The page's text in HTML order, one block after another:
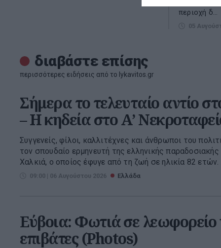
περιοχή δ...
05
διαβάστε επίσης
περισσότερες ειδήσεις από το lykavitos.gr
Σήμερα το τελευταίο αντίο
– Η κηδεία στο Α’
Συγγενείς, φίλοι, καλλιτέχνες και άνθρωποι του
τον σπουδαίο ερμηνευτή της ελληνικής
Χαλκιά, ο οποίος έφυγε από τη ζωή σε ηλικία 82 ετών. ...
09:00 | 06 Αυγούστου 2026 Ελλάδα
Εύβοια: Φωτιά σε λεωφορείο
επιβάτες (Photos)